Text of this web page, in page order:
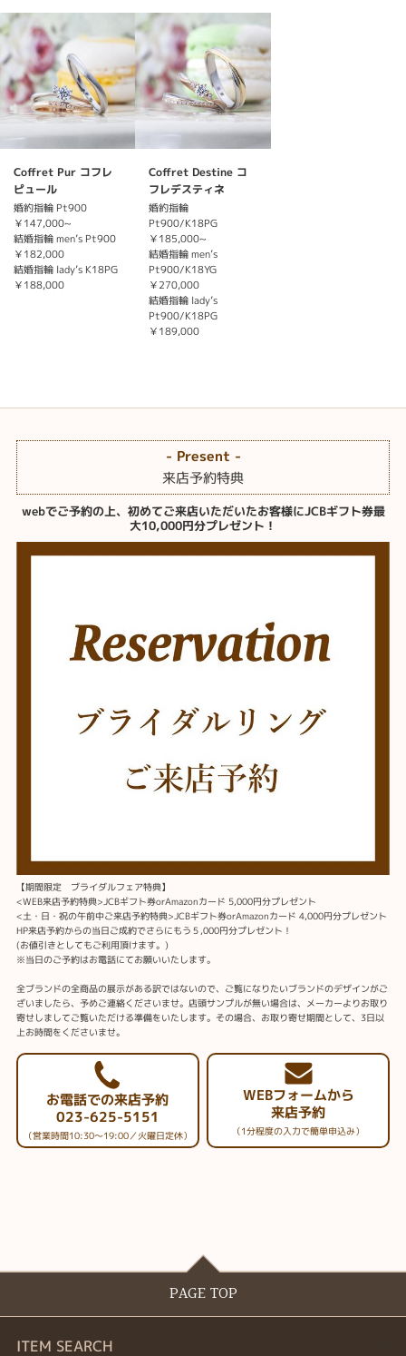
Coffret Pur コフレ
ピュール
婚約指輪 Pt900
￥147,000~
結婚指輪 men’s Pt900
￥182,000
結婚指輪 lady’s K18PG
￥188,000
Coffret Destine コ
フレデスティネ
婚約指輪
Pt900/K18PG
￥185,000~
結婚指輪 men’s
Pt900/K18YG
￥270,000
結婚指輪 lady’s
Pt900/K18PG
￥189,000
- Present -
来店予約特典
webでご予約の上、初めてご来店いただいたお客様にJCBギフト券最
大10,000円分プレゼント！
【期間限定 ブライダルフェア特典】
<WEB来店予約特典>JCBギフト券orAmazonカード 5,000円分プレゼント
<土・日・祝の午前中ご来店予約特典>JCBギフト券orAmazonカード 4,000円分プレゼント
HP来店予約からの当日ご成約でさらにもう５,000円分プレゼント！
(お値引きとしてもご利用頂けます。)
※当日のご予約はお電話にてお願いいたします。
全ブランドの全商品の展示がある訳ではないので、ご覧になりたいブランドのデザインがご
ざいましたら、予めご連絡くださいませ。店頭サンプルが無い場合は、メーカーよりお取り
寄せしましてご覧いただける準備をいたします。その場合、お取り寄せ期間として、3日以
上お時間をくださいませ。
お電話での来店予約
023-625-5151
（営業時間10:30～19:00／火曜日定休）
WEBフォームから
来店予約
（1分程度の入力で簡単申込み）
PAGE TOP
ITEM SEARCH